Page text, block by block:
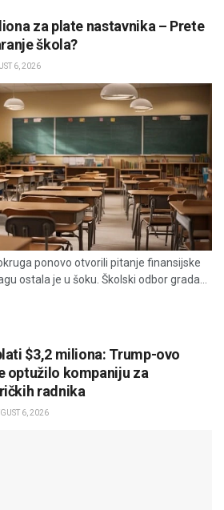
za plate nastavnika – Prete
škola?
6, 2026
ponovo otvorili pitanje finansijske
ostala je u šoku. Školski odbor grada...
$3,2 miliona: Trump-ovo
optužilo kompaniju za
radnika
6, 2026